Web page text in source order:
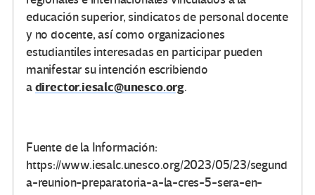
educación superior, sindicatos de personal docente
y no docente, así como organizaciones
estudiantiles interesadas en participar pueden
manifestar su intención escribiendo
adirector.iesalc@unesco.org.
Fuente de la Información:
https://www.iesalc.unesco.org/2023/05/23/segund
a-reunion-preparatoria-a-la-cres-5-sera-en-